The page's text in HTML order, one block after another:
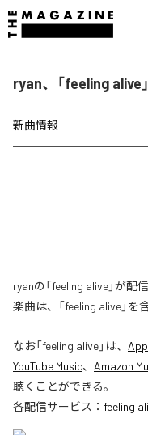
ryan、「feeling alive
新曲情報
ryanの「feeling alive」が
楽曲は、「feeling alive」を
なお「feeling alive」は、
YouTube Music、 Amazon
聴くことができる。
各配信サービス： feeling